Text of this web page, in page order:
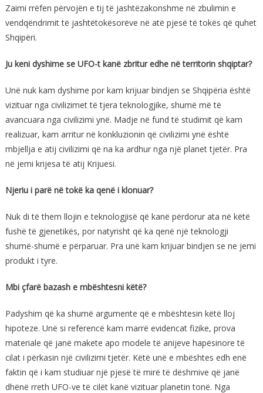
Zaimi rrëfen përvojën e tij të jashtëzakonshme në zbulimin e
vendqëndrimit të jashtëtokësorëve në atë pjesë të tokës që quhet
Shqipëri.
Ju keni dyshime se UFO-t kanë zbritur edhe në territorin shqiptar?
Unë nuk kam dyshime por kam krijuar bindjen se Shqipëria është
vizituar nga civilizimet të tjera teknologjike, shumë më të
avancuara nga civilizimi ynë. Madje në fund të studimit që kam
realizuar, kam arritur në konkluzionin që civilizimi ynë është
mbjellja e atij civilizimi që na ka ardhur nga një planet tjetër. Pra
në jemi krijesa të atij Krijuesi.
Njeriu i parë në tokë ka qenë i klonuar?
Nuk di të them llojin e teknologjisë që kanë përdorur ata në këtë
fushë të gjenetikës, por natyrisht që ka qenë një teknologji
shumë-shumë e përparuar. Pra unë kam krijuar bindjen se ne jemi
produkt i tyre.
Mbi çfarë bazash e mbështesni këtë?
Padyshim që ka shumë argumente që e mbështesin këtë lloj
hipoteze. Unë si referencë kam marrë evidencat fizike, prova
materiale që janë makete apo modele të anijeve hapësinore të
cilat i përkasin një civilizimi tjetër. Këtë unë e mbështes edh enë
faktin që i kam studiuar një pjesë të mirë të dëshmive që janë
dhënë rreth UFO-ve të cilët kanë vizituar planetin tonë. Nga